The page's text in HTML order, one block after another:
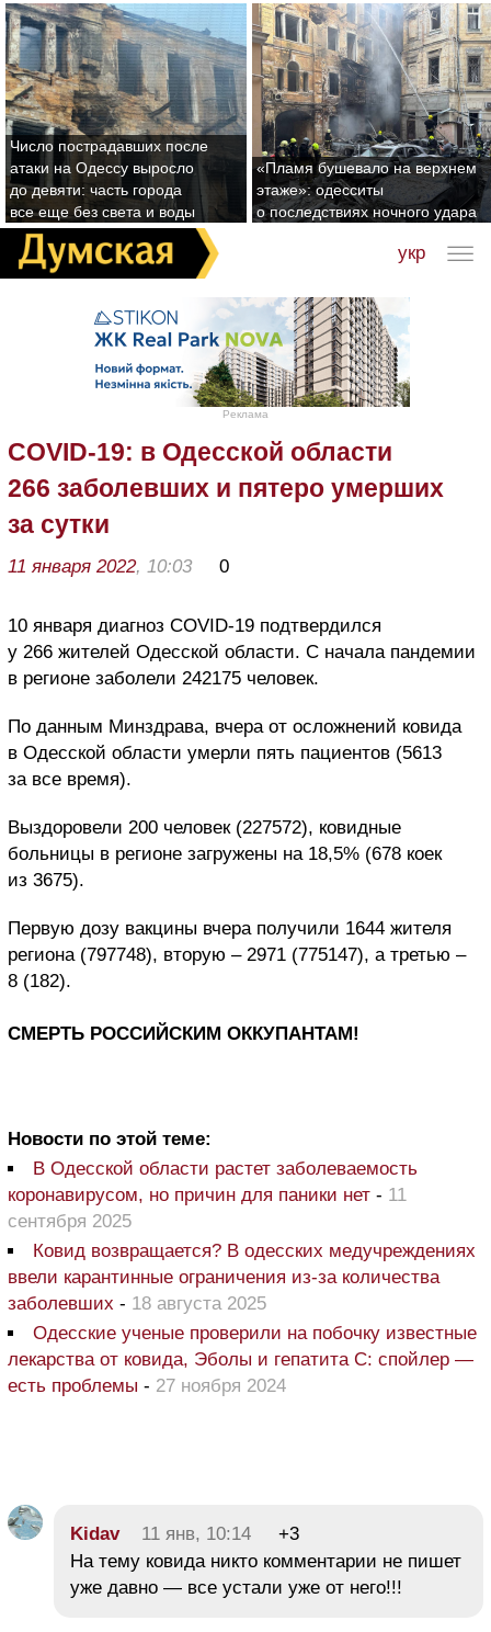
Число пострадавших после
атаки на Одессу выросло
до девяти: часть города
все еще без света и воды
«Пламя бушевало на верхнем
этаже»: одесситы
о последствиях ночного удара
укр
Реклама
COVID-19: в Одесской области
266 заболевших и пятеро умерших
за сутки
11 января 2022, 10:03 0
10 января диагноз COVID-19 подтвердился
у 266 жителей Одесской области. С начала пандемии
в регионе заболели 242175 человек.
По данным Минздрава, вчера от осложнений ковида
в Одесской области умерли пять пациентов (5613
за все время).
Выздоровели 200 человек (227572), ковидные
больницы в регионе загружены на 18,5% (678 коек
из 3675).
Первую дозу вакцины вчера получили 1644 жителя
региона (797748), вторую – 2971 (775147), а третью –
8 (182).
СМЕРТЬ РОССИЙСКИМ ОККУПАНТАМ!
Новости по этой теме:
В Одесской области растет заболеваемость
коронавирусом, но причин для паники нет - 11
сентября 2025
Ковид возвращается? В одесских медучреждениях
ввели карантинные ограничения из-за количества
заболевших - 18 августа 2025
Одесские ученые проверили на побочку известные
лекарства от ковида, Эболы и гепатита С: спойлер —
есть проблемы - 27 ноября 2024
Kidav 11 янв, 10:14
+3
На тему ковида никто комментарии не пишет
уже давно — все устали уже от него!!!